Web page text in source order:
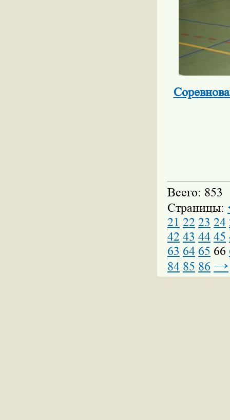
Всего: 853
Страницы:
21 22 23 24
42 43 44 45
63 64 65 66
84 85 86 →